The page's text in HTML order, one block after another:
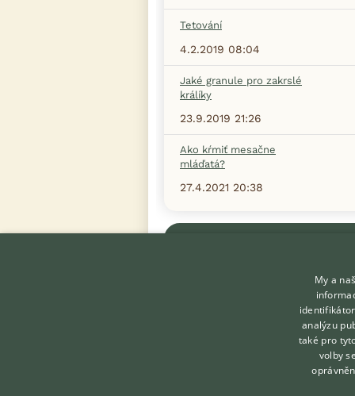
Tetování
4.2.2019 08:04
Jaké granule pro zakrslé
králíky
23.9.2019 21:26
Ako kŕmiť mesačne
mláďatá?
27.4.2021 20:38
KONTAKT DO REDAKCE
My a
analýzu
také pro
volby